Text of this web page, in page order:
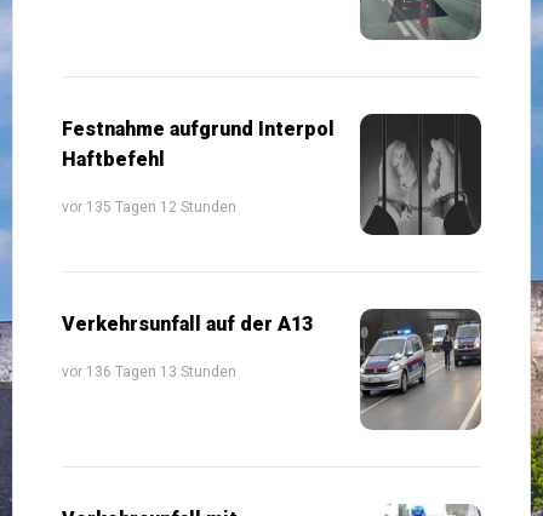
Festnahme aufgrund Interpol
Haftbefehl
vor 135 Tagen 12 Stunden
Verkehrsunfall auf der A13
vor 136 Tagen 13 Stunden